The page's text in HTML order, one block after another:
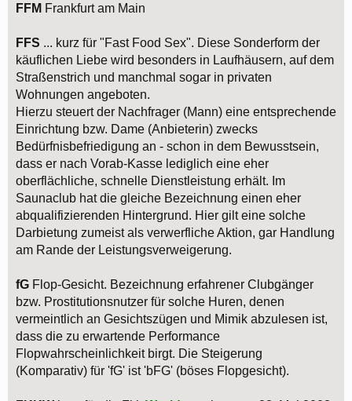
FFM Frankfurt am Main
FFS ... kurz für "Fast Food Sex". Diese Sonderform der
käuflichen Liebe wird besonders in Laufhäusern, auf dem
Straßenstrich und manchmal sogar in privaten
Wohnungen angeboten.
Hierzu steuert der Nachfrager (Mann) eine entsprechende
Einrichtung bzw. Dame (Anbieterin) zwecks
Bedürfnisbefriedigung an - schon in dem Bewusstsein,
dass er nach Vorab-Kasse lediglich eine eher
oberflächliche, schnelle Dienstleistung erhält. Im
Saunaclub hat die gleiche Bezeichnung einen eher
abqualifizierenden Hintergrund. Hier gilt eine solche
Darbietung zumeist als verwerfliche Aktion, gar Handlung
am Rande der Leistungsverweigerung.
fG Flop-Gesicht. Bezeichnung erfahrener Clubgänger
bzw. Prostitutionsnutzer für solche Huren, denen
vermeintlich an Gesichtszügen und Mimik abzulesen ist,
dass die zu erwartende Performance
Flopwahrscheinlichkeit birgt. Die Steigerung
(Komparativ) für 'fG' ist 'bFG' (böses Flopgesicht).